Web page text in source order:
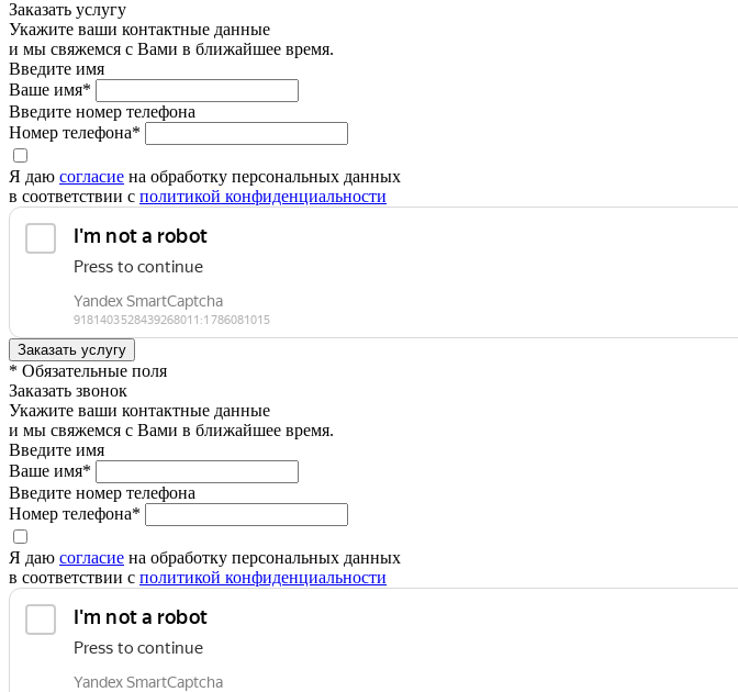
Заказать услугу
Укажите ваши контактные данные
и мы свяжемся с Вами в ближайшее время.
Введите имя
Ваше имя*
Введите номер телефона
Номер телефона*
Я даю согласие на обработку персональных данных
в соответствии с политикой конфиденциальности
* Обязательные поля
Заказать звонок
Укажите ваши контактные данные
и мы свяжемся с Вами в ближайшее время.
Введите имя
Ваше имя*
Введите номер телефона
Номер телефона*
Я даю согласие на обработку персональных данных
в соответствии с политикой конфиденциальности